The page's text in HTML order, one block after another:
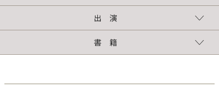
出 演
書 籍